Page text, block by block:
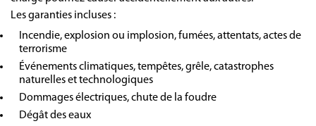
Les garanties incluses :
Incendie, explosion ou implosion, fumées, attentats, actes de
terrorisme
Événements climatiques, tempêtes, grêle, catastrophes
naturelles et technologiques
Dommages électriques, chute de la foudre
Dégât des eaux